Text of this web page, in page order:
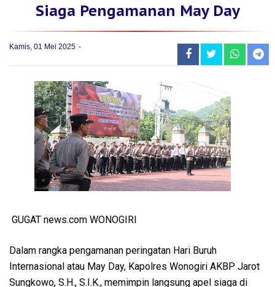
Siaga Pengamanan May Day
Kamis, 01 Mei 2025
GUGAT news.com WONOGIRI
Dalam rangka pengamanan peringatan Hari Buruh
Internasional atau May Day, Kapolres Wonogiri AKBP Jarot
Sungkowo, S.H., S.I.K., memimpin langsung apel siaga di